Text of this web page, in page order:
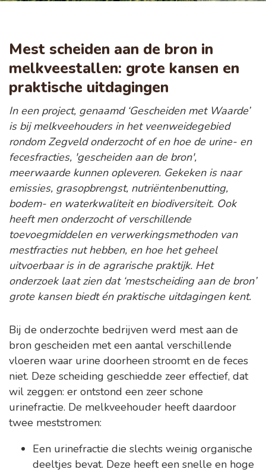
Mest scheiden aan de bron in
melkveestallen: grote kansen en
praktische uitdagingen
In een project, genaamd ‘Gescheiden met Waarde’
is bij melkveehouders in het veenweidegebied
rondom Zegveld onderzocht of en hoe de urine- en
fecesfracties, 'gescheiden aan de bron',
meerwaarde kunnen opleveren. Gekeken is naar
emissies, grasopbrengst, nutriëntenbenutting,
bodem- en waterkwaliteit en biodiversiteit. Ook
heeft men onderzocht of verschillende
toevoegmiddelen en verwerkingsmethoden van
mestfracties nut hebben, en hoe het geheel
uitvoerbaar is in de agrarische praktijk. Het
onderzoek laat zien dat ‘mestscheiding aan de bron’
grote kansen biedt én praktische uitdagingen kent.
Bij de onderzochte bedrijven werd mest aan de
bron gescheiden met een aantal verschillende
vloeren waar urine doorheen stroomt en de feces
niet. Deze scheiding geschiedde zeer effectief, dat
wil zeggen: er ontstond een zeer schone
urinefractie. De melkveehouder heeft daardoor
twee meststromen:
Een urinefractie die slechts weinig organische
deeltjes bevat. Deze heeft een snelle en hoge